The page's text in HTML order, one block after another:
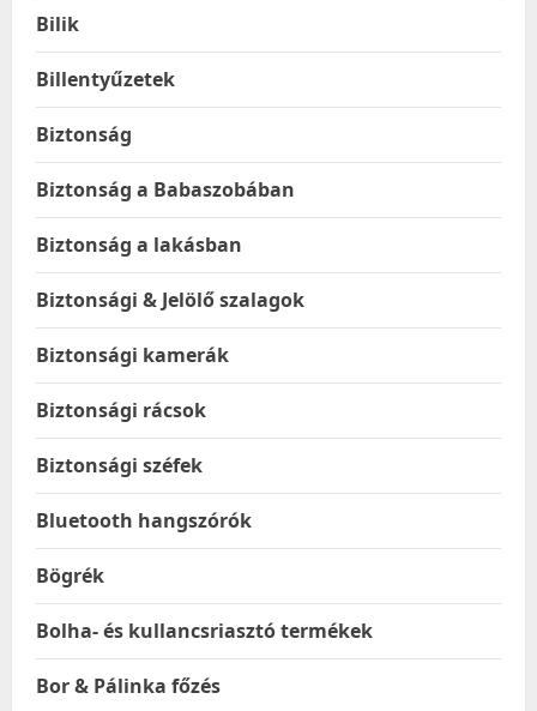
Bilik
Billentyűzetek
Biztonság
Biztonság a Babaszobában
Biztonság a lakásban
Biztonsági & Jelölő szalagok
Biztonsági kamerák
Biztonsági rácsok
Biztonsági széfek
Bluetooth hangszórók
Bögrék
Bolha- és kullancsriasztó termékek
Bor & Pálinka főzés